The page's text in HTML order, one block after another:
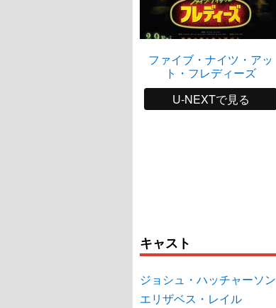
ファイブ・ナイツ・アッ
ト・フレディーズ
U-NEXTで見る
キャスト
ジョシュ・ハッチャーソン
エリザベス・レイル